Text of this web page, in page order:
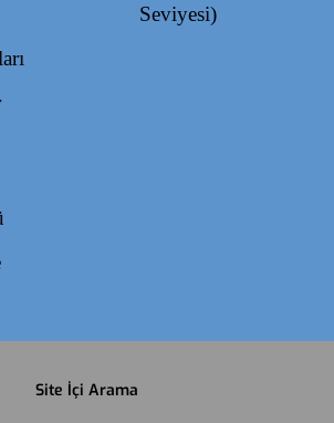
Seviyesi)
Site İçi Arama